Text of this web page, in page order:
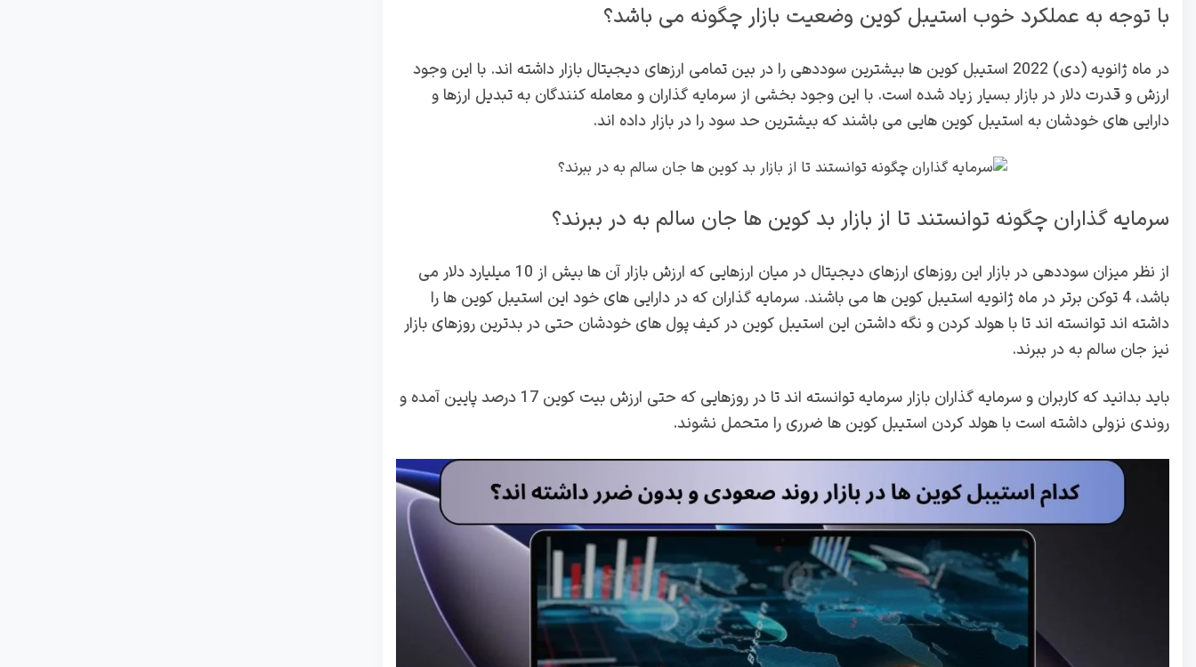
با توجه به عملکرد خوب استیبل کوین وضعیت بازار چگونه می باشد؟
در ماه ژانویه (دی) 2022 استیبل کوین ها بیشترین سوددهی را در بین تمامی ارزهای دیجیتال بازار داشته اند. با این وجود
ارزش و قدرت دلار در بازار بسیار زیاد شده است. با این وجود بخشی از سرمایه گذاران و معامله کنندگان به تبدیل ارزها و
دارایی های خودشان به استیبل کوین هایی می باشند که بیشترین حد سود را در بازار داده اند.
سرمایه گذاران چگونه توانستند تا از بازار بد کوین ها جان سالم به در ببرند؟
از نظر میزان سوددهی در بازار این روزهای ارزهای دیجیتال در میان ارزهایی که ارزش بازار آن ها بیش از 10 میلیارد دلار می
باشد، 4 توکن برتر در ماه ژانویه استیبل کوین ها می باشند. سرمایه گذاران که در دارایی های خود این استیبل کوین ها را
داشته اند توانسته اند تا با هولد کردن و نگه داشتن این استیبل کوین در کیف پول های خودشان حتی در بدترین روزهای بازار
نیز جان سالم به در ببرند.
باید بدانید که کاربران و سرمایه گذاران بازار سرمایه توانسته اند تا در روزهایی که حتی ارزش بیت کوین 17 درصد پایین آمده و
روندی نزولی داشته است با هولد کردن استیبل کوین ها ضرری را متحمل نشوند.